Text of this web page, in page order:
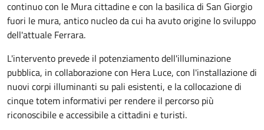
continuo con le Mura cittadine e con la basilica di San Giorgio
fuori le mura, antico nucleo da cui ha avuto origine lo sviluppo
dell'attuale Ferrara.
L'intervento prevede il potenziamento dell'illuminazione
pubblica, in collaborazione con Hera Luce, con l'installazione di
nuovi corpi illuminanti su pali esistenti, e la collocazione di
cinque totem informativi per rendere il percorso più
riconoscibile e accessibile a cittadini e turisti.